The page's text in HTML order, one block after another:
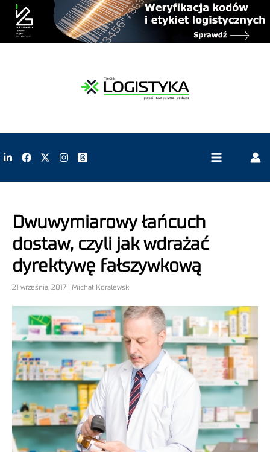
Dwuwymiarowy łańcuch
dostaw, czyli jak wdrażać
dyrektywę fałszywkową
21 września, 2017 | Michał Koralewski